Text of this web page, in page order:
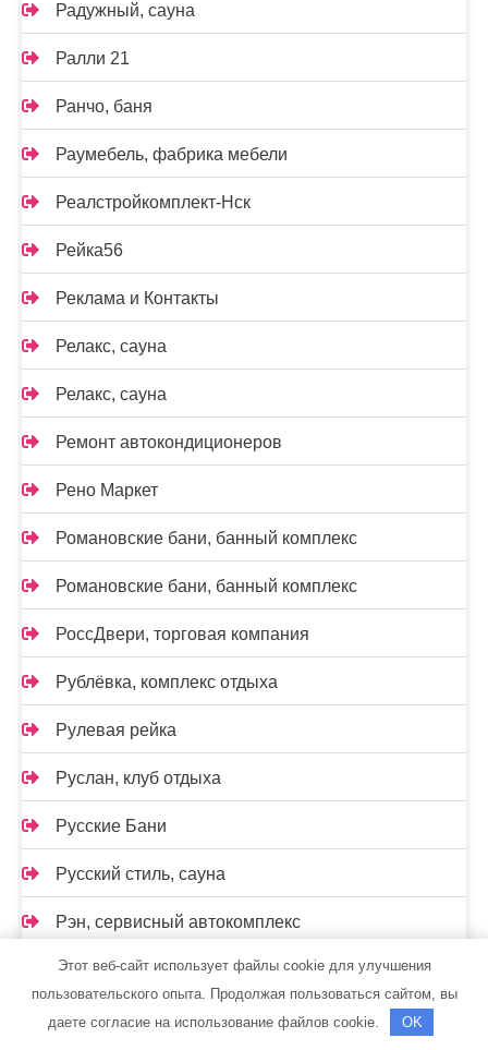
Радужный, сауна
Ралли 21
Ранчо, баня
Раумебель, фабрика мебели
Реалстройкомплект-Нск
Рейка56
Реклама и Контакты
Релакс, сауна
Релакс, сауна
Ремонт автокондиционеров
Рено Маркет
Романовские бани, банный комплекс
Романовские бани, банный комплекс
РоссДвери, торговая компания
Рублёвка, комплекс отдыха
Рулевая рейка
Руслан, клуб отдыха
Русские Бани
Русский стиль, сауна
Рэн, сервисный автокомплекс
Сайран, гостиница
Сауна, Сауна
Этот веб-сайт использует файлы cookie для улучшения
пользовательского опыта. Продолжая пользоваться сайтом, вы
даете согласие на использование файлов cookie.
OK